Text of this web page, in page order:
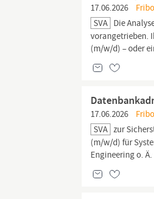
17.06.2026
SVA Die
vorangetrieben.
(m/w/d) – oder
17.06.2026
SVA zur
(m/w/d) für
Engineering o.